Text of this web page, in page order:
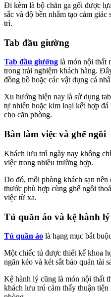
Đi kèm là bộ chăn ga gối được
sắc và độ bền nhằm tạo cảm giác
trì.
Tab đầu giường
Tab đầu giường là món nội thất
trong trải nghiệm khách hàng.
đồng hồ hoặc các vật dụng cá
Xu hướng hiện nay là sử dụng
tự nhiên hoặc kim loại kết hợp đá
cho căn phòng.
Bàn làm việc và ghế ngồi
Khách lưu trú ngày nay không
việc trong nhiều trường hợp.
Do đó, mỗi phòng khách sạn
thước phù hợp cùng ghế ngồi
việc từ xa.
Tủ quần áo và kệ hành lý
Tủ quần áo là hạng mục bắt
Một chiếc tủ được thiết kế khoa
ngăn kéo và két sắt bảo quản tài
Kệ hành lý cũng là món nội thất
khách lưu trú cảm thấy thuận